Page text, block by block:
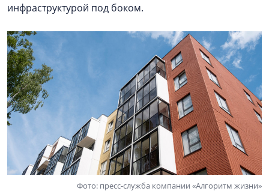
инфраструктурой под боком.
Фото: пресс-служба компании «Алгоритм жизни»